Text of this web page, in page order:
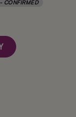
CONFIRMED